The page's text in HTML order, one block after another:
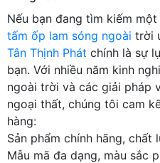
Nếu bạn đang tìm kiếm
tấm ốp lam sóng ngoài trời
Tân Thịnh Phát chính là sự
bạn. Với nhiều năm kinh
ngoài trời và các giải pháp
ngoại thất, chúng tôi cam
hàng:
Sản phẩm chính hãng, chất
Mẫu mã đa dạng, màu sắc